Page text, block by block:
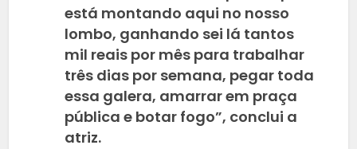
está montando aqui no nosso
lombo, ganhando sei lá tantos
mil reais por mês para trabalhar
três dias por semana, pegar toda
essa galera, amarrar em praça
pública e botar fogo”, conclui a
atriz.